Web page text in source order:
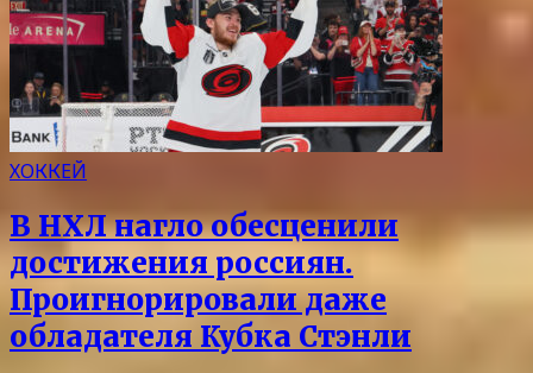
ХОККЕЙ
В НХЛ нагло обесценили
достижения россиян.
Проигнорировали даже
обладателя Кубка Стэнли